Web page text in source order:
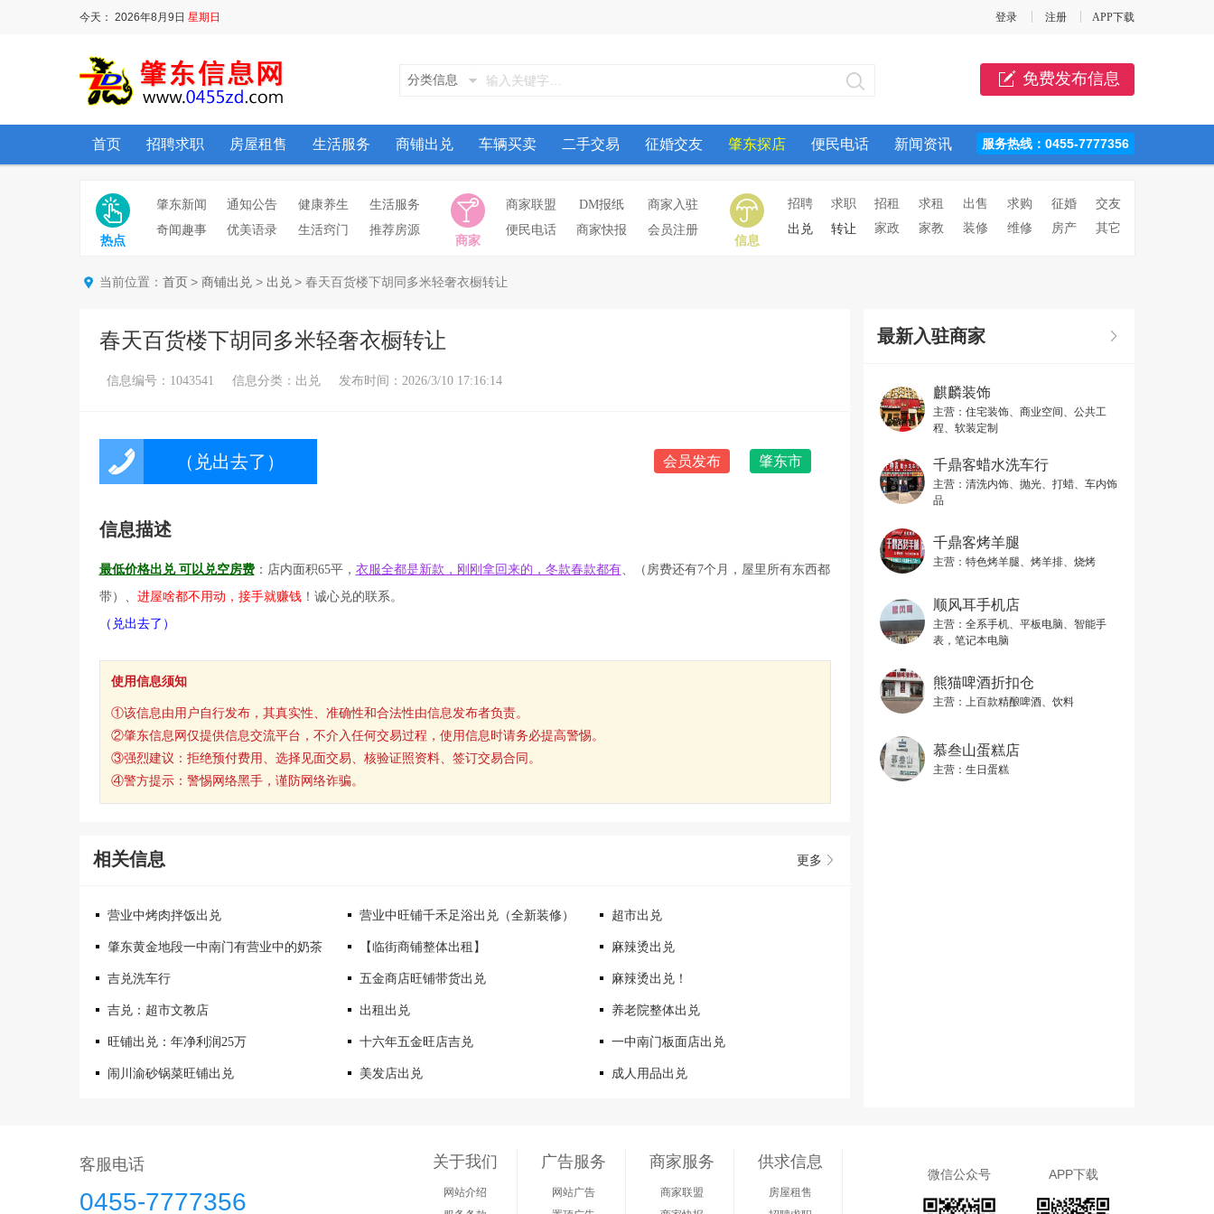
今天： 2026年8月9日 星期日 登录 注册 APP下载
分类信息 免费发布信息
首页 招聘求职 房屋租售 生活服务 商铺出兑 车辆买卖 二手交易 征婚交友 肇东探店 便民电话 新闻资讯 服务热线：0455-7777356
肇东新闻 通知公告 健康养生
生活服务
奇闻趣事
优美语录 生活窍门 推荐房源
商家联盟 DM报纸
商家入驻
便民电话
商家快报 会员注册
招聘 求职 招租 求租 出售 求购 征婚
交友
出兑
转让 家政 家教 装修 维修 房产 其它
热点 商家 信息
当前位置： 首页 > 商铺出兑 > 出兑 > 春天百货楼下胡同多米轻奢衣橱转让
春天百货楼下胡同多米轻奢衣橱转让
信息编号：1043541 信息分类：出兑 发布时间：2026/3/10 17:16:14
（兑出去了） 会员发布 肇东市
信息描述
最低价格出兑 可以兑空房费： 店内面积65平， 衣服全都是新款，刚刚拿回来的，冬款春款都有、（ 房费还有7个月，屋里所有东西都
带）、 进屋啥都不用动，接手就赚钱！诚心兑的联系。
（兑出去了）
使用信息须知
①该信息由用户自行发布，其真实性、准确性和合法性由信息发布者负责。
②肇东信息网仅提供信息交流平台，不介入任何交易过程，使用信息时请务必提高警惕。
③强烈建议：拒绝预付费用、选择见面交易、核验证照资料、签订交易合同。
④警方提示：警惕网络黑手，谨防网络诈骗。
相关信息 更多
营业中烤肉拌饭出兑 营业中旺铺千禾足浴出兑（全新装修） 超市出兑
肇东黄金地段一中南门有营业中的奶茶 【临街商铺整体出租】 麻辣烫出兑
吉兑洗车行 五金商店旺铺带货出兑 麻辣烫出兑！
吉兑：超市文教店 出租出兑 养老院整体出兑
旺铺出兑：年净利润25万 十六年五金旺店吉兑 一中南门板面店出兑
闹川渝砂锅菜旺铺出兑 美发店出兑 成人用品出兑
最新入驻商家
麒麟装饰
主营： 住宅装饰、商业空间、公共工
程、软装定制
千鼎客蜡水洗车行
主营： 清洗内饰、抛光、打蜡、车内饰
品
千鼎客烤羊腿
主营： 特色烤羊腿、烤羊排、烧烤
顺风耳手机店
主营： 全系手机、平板电脑、智能手
表，笔记本电脑
熊猫啤酒折扣仓
主营： 上百款精酿啤酒、饮料
慕叁山蛋糕店
主营： 生日蛋糕
客服电话
0455-7777356
关于我们
网站介绍
广告服务
网站广告
商家服务
商家联盟
供求信息
房屋租售
微信公众号 APP下载